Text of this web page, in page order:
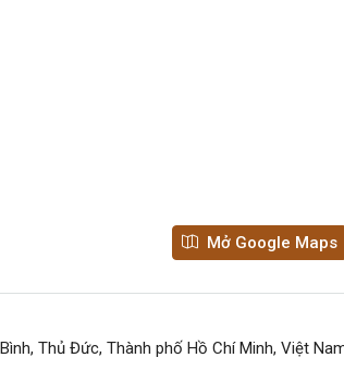
Mở Google Maps
Thủ Đức, Thành phố Hồ Chí Minh, Việt
Từ 1.4 tỷ